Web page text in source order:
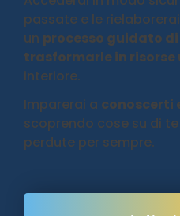
passate e le
un processo guidato
trasformarle in risorse
interiore.
Imparerai a conoscerti
scoprendo cose su di
perdute per sempre.